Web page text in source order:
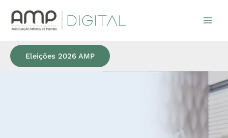
para
Eleições 2026 AMP